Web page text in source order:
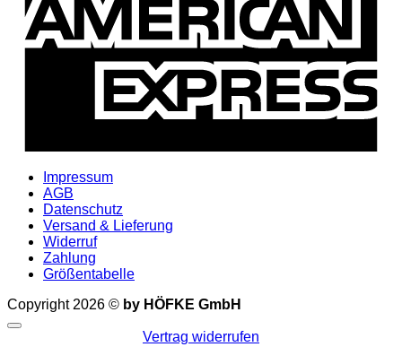
Impressum
AGB
Datenschutz
Versand & Lieferung
Widerruf
Zahlung
Größentabelle
Copyright 2026 © by HÖFKE GmbH
Vertrag widerrufen